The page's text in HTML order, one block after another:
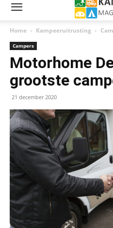
Home Kampeeruitrusting
Campers
Motorhome
grootste
21 december 2020